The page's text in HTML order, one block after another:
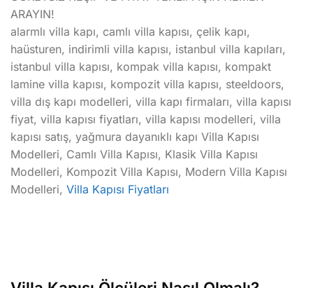
ARAYIN!
alarmlı villa kapı, camlı villa kapısı, çelik kapı,
haüsturen, indirimli villa kapısı, istanbul villa kapıları,
istanbul villa kapısı, kompak villa kapısı, kompakt
lamine villa kapısı, kompozit villa kapısı, steeldoors,
villa dış kapı modelleri, villa kapı firmaları, villa kapısı
fiyat, villa kapısı fiyatları, villa kapısı modelleri, villa
kapısı satış, yağmura dayanıklı kapı Villa Kapısı
Modelleri, Camlı Villa Kapısı, Klasik Villa Kapısı
Modelleri, Kompozit Villa Kapısı, Modern Villa Kapısı
Modelleri, Villa Kapısı Fiyatları